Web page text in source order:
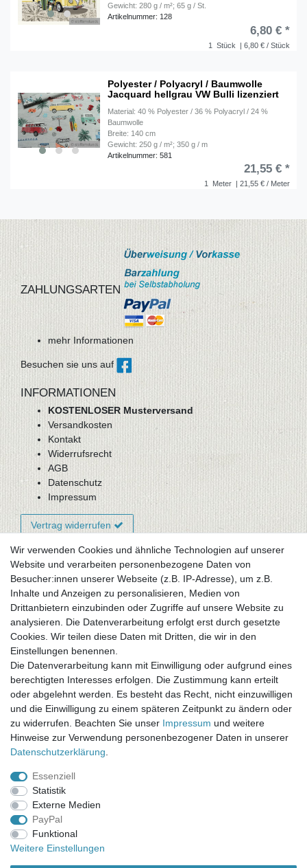
Gewicht: 280 g / m²; 65 g / St.
Artikelnummer: 128
1 Stück | 6,80 € / Stück
6,80 € *
Polyester / Polyacryl / Baumwolle
Jacquard hellgrau VW Bulli lizenziert
Material: 40 % Polyester / 36 % Polyacryl / 24 %
Baumwolle
Breite: 140 cm
Gewicht: 250 g / m²; 350 g / m
Artikelnummer: 581
1 Meter | 21,55 € / Meter
21,55 € *
ZAHLUNGSARTEN
mehr Informationen
Besuchen sie uns auf
INFORMATIONEN
KOSTENLOSER Musterversand
Versandkosten
Kontakt
Widerrufsrecht
AGB
Datenschutz
Impressum
Vertrag widerrufen
Newsletter-Anmeldung
FAQ / Fragen
Mein Warenkorb
Mein Merkzettel
Mein Konto
UNSER LADENGESCHÄFT
Gottlieb-Daimler-Str. 10
33334 Gütersloh
ÖFFNUNGSZEITEN
Montag - Dienstag: 8.00 - 18.00 Uhr, Mittwoch Ruhetag,
Donnerstag: 8.00 - 18.00 Uhr, Freitag 8.00 - 14.00 Uhr
KUNDENSERVICE
Telefon: (05241) 403 22 38
E-Mail: info@stoffamstueck.de
Alle Preise inklusive gesetzlicher Mehrwertsteuer und
Wir verwenden Cookies und ähnliche Technologien auf unserer
Website und verarbeiten personenbezogene Daten von
Besucher:innen unserer Webseite (z.B. IP-Adresse), um z.B.
Inhalte und Anzeigen zu personalisieren, Medien von
Drittanbietern einzubinden oder Zugriffe auf unsere Website zu
analysieren. Die Datenverarbeitung erfolgt erst durch gesetzte
Cookies. Wir teilen diese Daten mit Dritten, die wir in den
Einstellungen benennen.
Die Datenverarbeitung kann mit Einwilligung oder aufgrund eines
berechtigten Interesses erfolgen. Die Zustimmung kann erteilt
oder abgelehnt werden. Es besteht das Recht, nicht einzuwilligen
und die Einwilligung zu einem späteren Zeitpunkt zu ändern oder
zu widerrufen. Beachten Sie unser Impressum und weitere
Hinweise zur Verwendung personenbezogener Daten in unserer
Daten­schutz­erklärung
Essenziell
Statistik
Externe Medien
PayPal
Funktional
Weitere Einstellungen